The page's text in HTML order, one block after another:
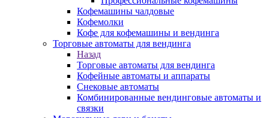
Кофемашины чалдовые
Кофемолки
Кофе для кофемашины и вендинга
Торговые автоматы для вендинга
Назад
Торговые автоматы для вендинга
Кофейные автоматы и аппараты
Снековые автоматы
Комбинированные вендинговые автоматы и
связки